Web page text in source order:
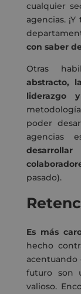
cualquier
agencias.
con saber
Otras
abstracto,
liderazgo
poder
agencias
desarrollar
pasado).
Es más
hecho
acentuando
futuro son
valioso.